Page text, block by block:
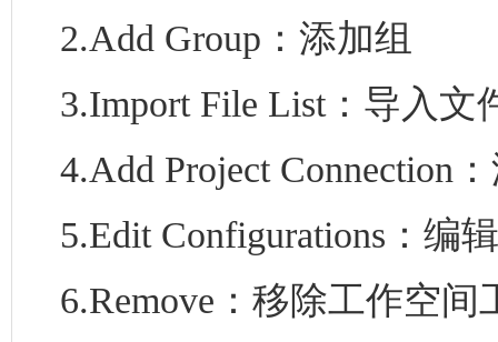
2.Add Group：添加组
3.Import File List：导入文
4.Add Project Connection
5.Edit Configurations：编
6.Remove：移除工作空间